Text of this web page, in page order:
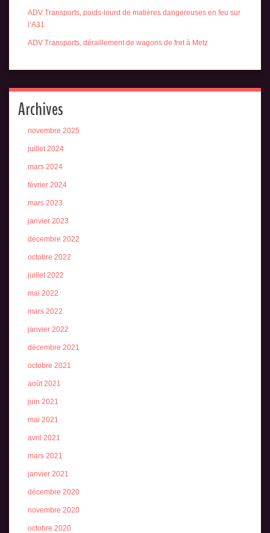
ADV Transports, poids-lourd de matières dangereuses en feu sur
l’A31
ADV Transports, déraillement de wagons de fret à Metz
Archives
novembre 2025
juillet 2024
mars 2024
février 2024
mars 2023
janvier 2023
décembre 2022
octobre 2022
juillet 2022
mai 2022
mars 2022
janvier 2022
décembre 2021
octobre 2021
août 2021
juin 2021
mai 2021
avril 2021
mars 2021
janvier 2021
décembre 2020
novembre 2020
octobre 2020